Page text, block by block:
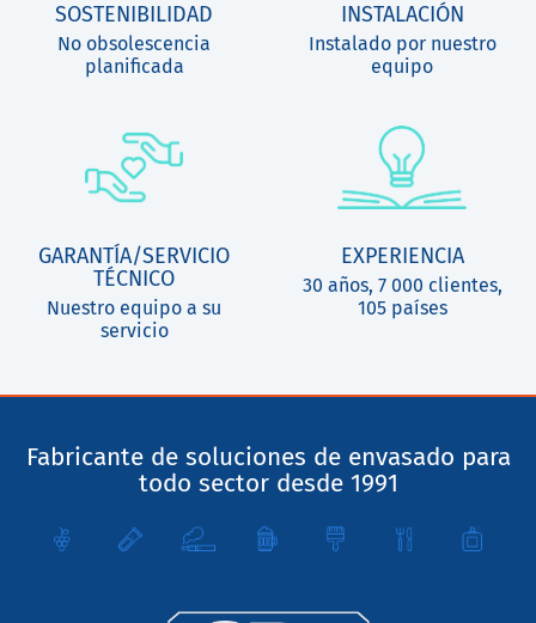
SOSTENIBILIDAD
No obsolescencia
planificada
INSTALACIÓN
Instalado por nuestro
equipo
GARANTÍA/SERVICIO
TÉCNICO
Nuestro equipo a su
servicio
EXPERIENCIA
30 años, 7 000 clientes,
105 países
Fabricante de soluciones de envasado para
todo sector desde 1991